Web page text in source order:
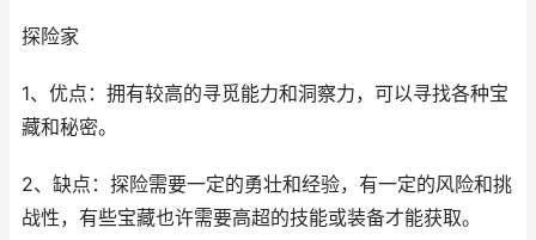
探险家
1、优点：拥有较高的寻觅能力和洞察力，可以寻找各种宝
藏和秘密。
2、缺点：探险需要一定的勇壮和经验，有一定的风险和挑
战性，有些宝藏也许需要高超的技能或装备才能获取。